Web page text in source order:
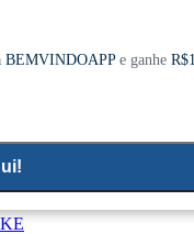
0
BEMVINDOAPPe ganhe
Haacke